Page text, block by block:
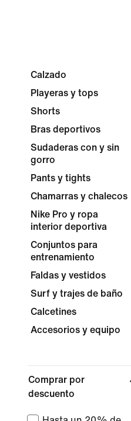
Calzado
Playeras y tops
Shorts
Bras deportivos
Sudaderas con y sin
gorro
Pants y tights
Chamarras y chalecos
Nike Pro y ropa
interior deportiva
Conjuntos para
entrenamiento
Faldas y vestidos
Surf y trajes de baño
Calcetines
Accesorios y equipo
Comprar por
descuento